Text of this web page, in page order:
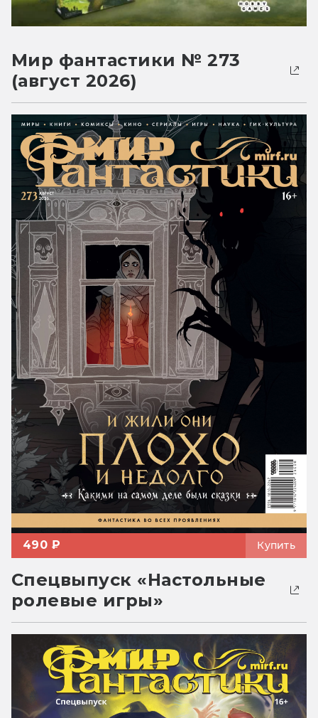
Мир фантастики № 273
(август 2026)
490 ₽ Купить
Спецвыпуск «Настольные
ролевые игры»